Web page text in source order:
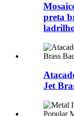
preta
Jet